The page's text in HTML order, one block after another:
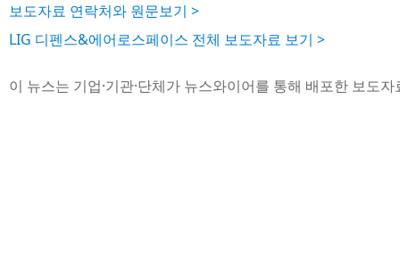
보도자료 연락처와 원문보기 >
LIG 디펜스&에어로스페이스 전체 보도자료 보기 >
이 뉴스는 기업·기관·단체가 뉴스와이어를 통해 배포한 보도